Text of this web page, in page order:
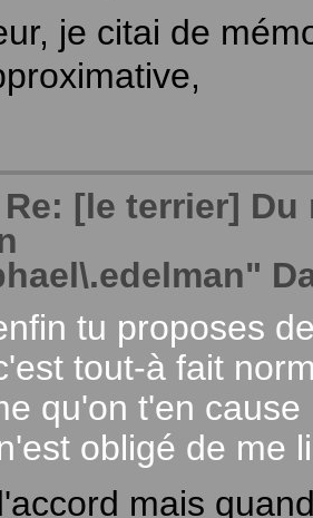
je citai de
[le terrier]
tu proposes
tout-à fait
qu'on t'en
obligé de me
mais